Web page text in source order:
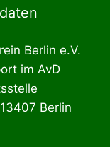
Berlin e.V.
im AvD
Berlin